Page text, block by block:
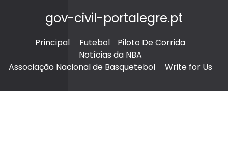
gov-civil-portalegre.pt
Principal Futebol
Piloto De Corrida
Notícias da NBA
Associação Nacional de Basquetebol
Write for Us